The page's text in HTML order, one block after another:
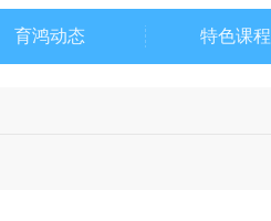
育鸿动态 特色课程